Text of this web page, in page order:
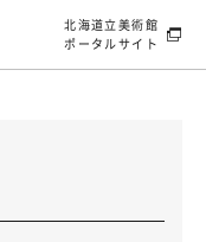
北海道立美術館
ポータルサイト